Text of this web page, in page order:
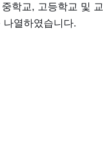
학교, 고등학교 및 교
열하였습니다.